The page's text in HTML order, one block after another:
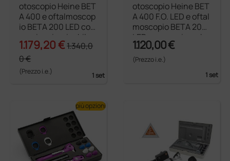
otoscopio Heine BET
A 400 e oftalmoscop
io BETA 200 LED con
manico ricaricabile
USB, cavo USB e ali
mentatore medicale
1.179,20 €1.340,0
0 €
(Prezzo i.e.) 1 set
otoscopio Heine BET
A 400 F.O. LED e oftal
moscopio BETA 200
LED con manico a ba
tterie e astuccio rigi
do - 2,5 V
1.120,00 €
(Prezzo i.e.)
1 set
più opzioni